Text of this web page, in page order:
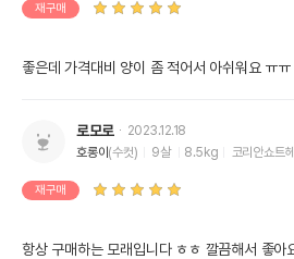
재구매
좋은데 가격대비 양이 좀 적어서 아쉬워요 ㅠㅠ
로모로
2023.12.18
호롱이 (수컷) 9살 8.5kg 코리안쇼트
재구매
항상 구매하는 모래입니다 ㅎㅎ 깔끔해서 좋아